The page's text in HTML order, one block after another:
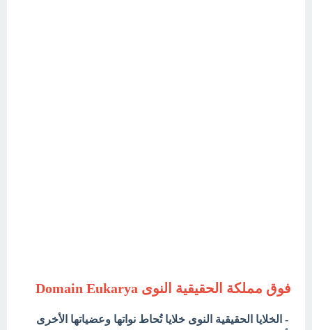
فوق مملكة الحقيقية النوى Domain Eukarya
- الخلايا الحقيقية النوى خلايا تُحاط نواتها وعضياتها الأخرى